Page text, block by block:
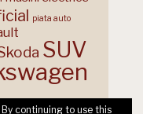
piata auto
SUV
continuing to use this